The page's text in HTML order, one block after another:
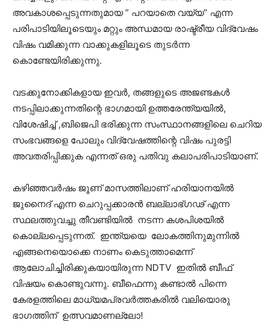
അവകാശപ്പെടുന്നതുമായ ” പറയാതെ വയ്യ” എന്ന
പരിപാടിയിലൂടെയും മറ്റും അന്ധമായ രാഷ്ട്രീയ വിദ്വേഷം
വിഷം വമിക്കുന്ന വാക്കുകളിലൂടെ തുടര്‍ന്ന
കൊണ്ടേയിരിക്കുന്നു.
വടക്കുനോക്കികളായ ഇവര്‍, തങ്ങളുടെ അജണ്ടകള്‍
നടപ്പിലാക്കുന്നതിന്റെ ഭാഗമായി ഉത്തരേന്ത്യയില്‍,
വിശേഷിച്ച് ,ബിജെപി ഭരിക്കുന്ന സംസ്ഥാനങ്ങളിലെ ചെറിയ
സംഭവങ്ങളെ പോലും വിദ്വേഷത്തിന്റെ വിഷം പുരട്ടി
അവതരിപ്പിക്കുക എന്നത് ഒരു പതിവു കലാപരിപാടിയാണ്.
കഴിഞ്ഞവർഷം ജൂണ് മാസത്തിലാണ് ഹരിയാനയിൽ
ജുനൈദ് എന്ന ചെറുപ്പക്കാരൻ ബല്ലാഭ്ഗഢ് എന്ന
സ്ഥലത്തുവച്ചു തീവണ്ടിയിൽ നടന്ന കശപിശയിൽ
കൊല്ലപ്പെടുന്നത്. ഇന്ത്യയെ ലോകത്തിനുമുന്നിൽ
എങ്ങനെയൊക്കെ നാണം കെടുത്താമെന്ന്
ആലോചിച്ചിരിക്കുകയായിരുന്ന NDTV ഇതിൽ ബീഫ്
വിഷയം കൊണ്ടുവന്നു. ബീഫെന്നു കണ്ടാൽ പിന്നെ
കേരളത്തിലെ മാധ്യമപ്രവർത്തകരിൽ വലിയൊരു
ഭാഗത്തിന് ഉത്സവമാണല്ലോ!